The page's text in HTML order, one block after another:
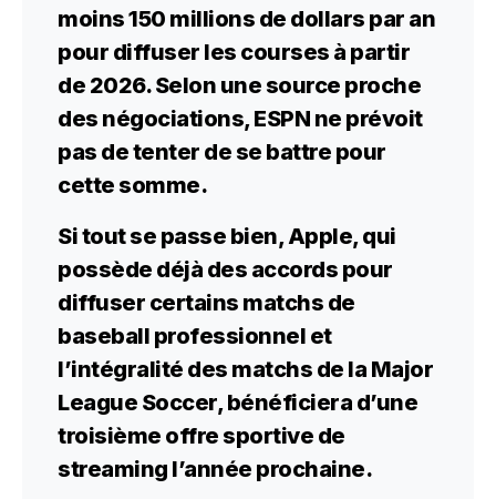
moins 150 millions de dollars par an
pour diffuser les courses à partir
de 2026. Selon une source proche
des négociations, ESPN ne prévoit
pas de tenter de se battre pour
cette somme.
Si tout se passe bien, Apple, qui
possède déjà des accords pour
diffuser certains matchs de
baseball professionnel et
l’intégralité des matchs de la Major
League Soccer, bénéficiera d’une
troisième offre sportive de
streaming l’année prochaine.